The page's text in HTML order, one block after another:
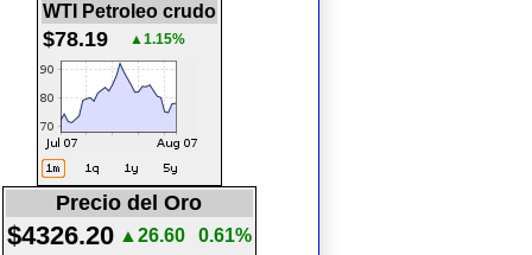
WTI Petroleo crudo
$78.19 ▲1.15%
Precio del Oro
$4326.20 ▲26.60 0.61%